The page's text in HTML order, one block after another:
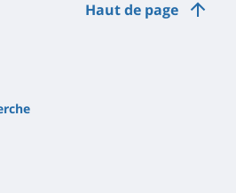
Haut de page